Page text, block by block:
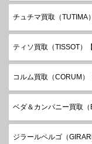
チュチマ買取（TUTIMA
ティソ買取（TISSOT）
コルム買取（CORUM）
ベダ＆カンパニー買取（
ジラールペルゴ（